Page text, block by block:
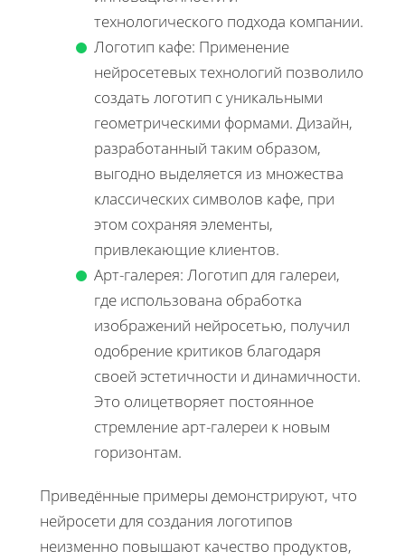
технологического подхода компании.
Логотип кафе: Применение
нейросетевых технологий позволило
создать логотип с уникальными
геометрическими формами. Дизайн,
разработанный таким образом,
выгодно выделяется из множества
классических символов кафе, при
этом сохраняя элементы,
привлекающие клиентов.
Арт-галерея: Логотип для галереи,
где использована обработка
изображений нейросетью, получил
одобрение критиков благодаря
своей эстетичности и динамичности.
Это олицетворяет постоянное
стремление арт-галереи к новым
горизонтам.
Приведённые примеры демонстрируют, что
нейросети для создания логотипов
неизменно повышают качество продуктов,